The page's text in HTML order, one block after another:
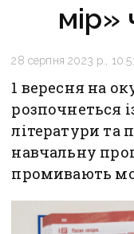
мір»
28 серпня 2023 р.,
1 вересня на
розпочнеться
літератури та
навчальну
промивають